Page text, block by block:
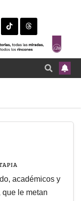
académicos y
que le metan